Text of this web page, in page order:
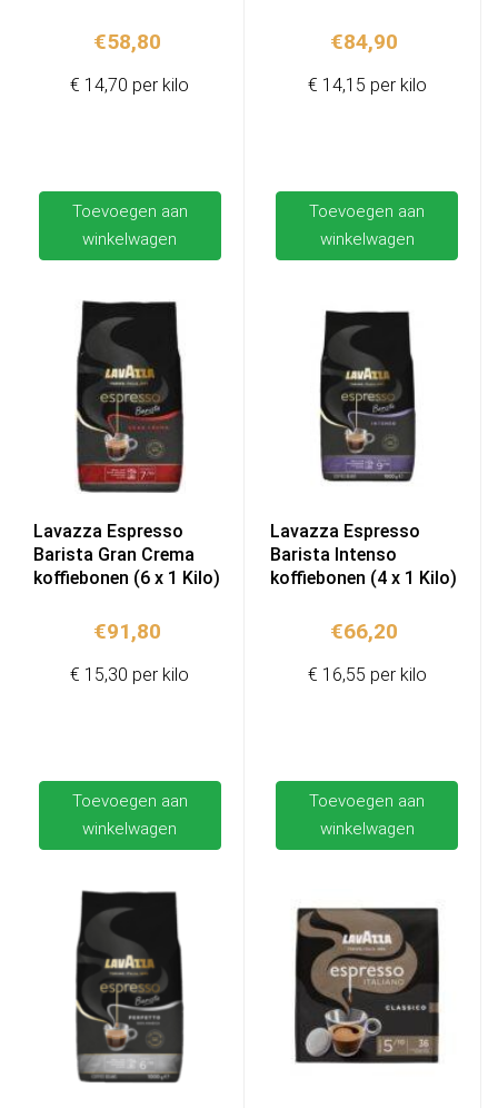
€58,80
Toevoegen aan
winkelwagen
€ 14,70 per kilo
€84,90
Toevoegen aan
winkelwagen
€ 14,15 per kilo
Lavazza Espresso
Barista Gran Crema
koffiebonen (6 x 1 Kilo)
€91,80
Toevoegen aan
winkelwagen
€ 15,30 per kilo
Lavazza Espresso
Barista Intenso
koffiebonen (4 x 1 Kilo)
€66,20
Toevoegen aan
winkelwagen
€ 16,55 per kilo